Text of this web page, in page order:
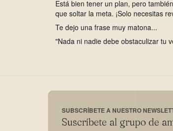
Está bien tener un plan, pero
que soltar la meta. ¡Solo necesitas
Te dejo una frase muy matona...
"Nada ni nadie debe obstaculizar tu
SUBSCRÍBETE A NUESTRO
Suscríbete al grupo de